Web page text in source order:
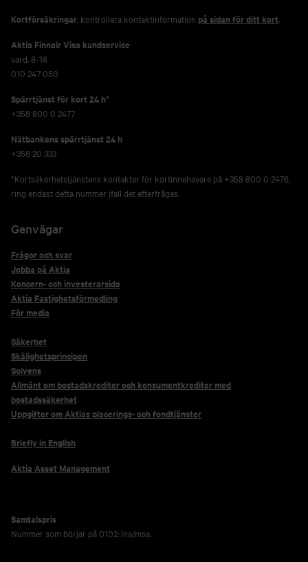
Kortförsäkringar , kontrollera kontaktinformation på sidan för ditt kort.
Aktia Finnair Visa kundservice
vard. 8-18
010 247 050
Spärrtjänst för kort 24 h*
+358 800 0 2477
Nätbankens spärrtjänst 24 h
+358 20 333
*Kortsäkerhetstjänstens kontakter för kortinnehavare på +358 800 0 2476,
ring endast detta nummer ifall det efterfrågas.
Genvägar
Frågor och svar
Jobba på Aktia
Koncern- och investerarsida
Aktia Fastighetsförmedling
För media
Säkerhet
Skälighetsprincipen
Solvens
Allmänt om bostadskrediter och konsumentkrediter med
bostadssäkerhet
Uppgifter om Aktias placerings- och fondtjänster
Briefly in English
Aktia Asset Management
Samtalspris
Nummer som börjar på 0102: lna/msa.